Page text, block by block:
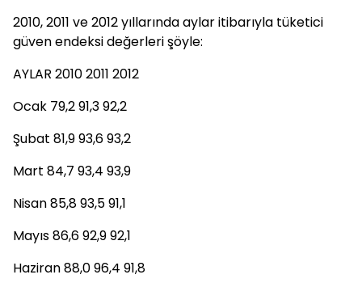
2010, 2011 ve 2012 yıllarında aylar itibarıyla tüketici
güven endeksi değerleri şöyle:
AYLAR 2010 2011 2012
Ocak 79,2 91,3 92,2
Şubat 81,9 93,6 93,2
Mart 84,7 93,4 93,9
Nisan 85,8 93,5 91,1
Mayıs 86,6 92,9 92,1
Haziran 88,0 96,4 91,8